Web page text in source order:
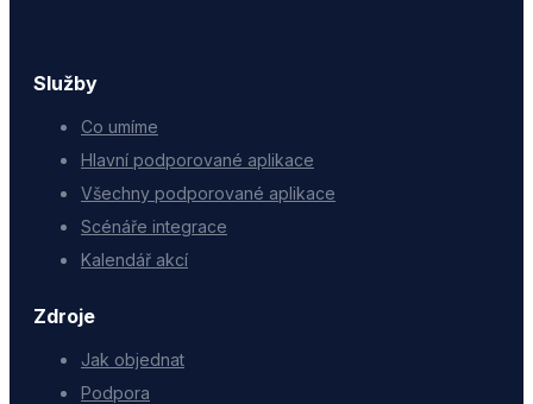
Služby
Co umíme
Hlavní podporované aplikace
Všechny podporované aplikace
Scénáře integrace
Kalendář akcí
Zdroje
Jak objednat
Podpora